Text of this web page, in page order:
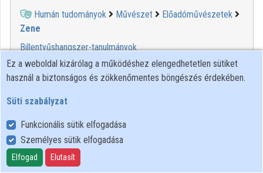
Humán tudományok Művészet
Előadóművészetek
Zene
Billentyűshangszer-tanulmányok
Dzsessz
Egyházi zene
Karvezetés
Klasszikus zene
Összhangzattan
Populáris zene
Ez a weboldal kizárólag a működéshez elengedhetetlen sütiket
használ a biztonságos és zökkenőmentes böngészés érdekében.
Süti szabályzat
Funkcionális sütik elfogadása
Személyes sütik elfogadása
Elfogad Elutasít